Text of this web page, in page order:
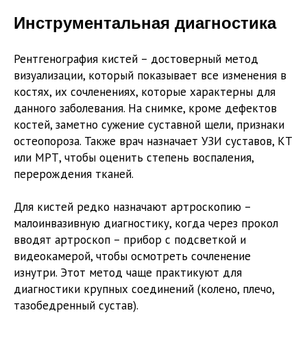
Инструментальная диагностика
Рентгенография кистей – достоверный метод
визуализации, который показывает все изменения в
костях, их сочленениях, которые характерны для
данного заболевания. На снимке, кроме дефектов
костей, заметно сужение суставной щели, признаки
остеопороза. Также врач назначает УЗИ суставов, КТ
или МРТ, чтобы оценить степень воспаления,
перерождения тканей.
Для кистей редко назначают артроскопию –
малоинвазивную диагностику, когда через прокол
вводят артроскоп – прибор с подсветкой и
видеокамерой, чтобы осмотреть сочленение
изнутри. Этот метод чаще практикуют для
диагностики крупных соединений (колено, плечо,
тазобедренный сустав).